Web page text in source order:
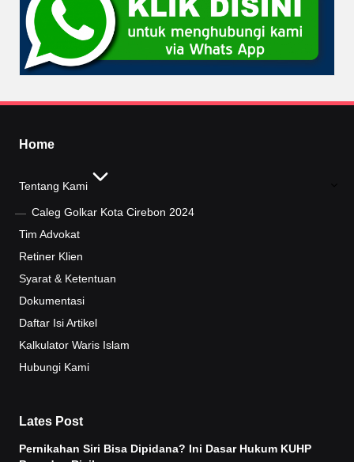
Home
Tentang Kami
Caleg Golkar Kota Cirebon 2024
Tim Advokat
Retiner Klien
Syarat & Ketentuan
Dokumentasi
Daftar Isi Artikel
Kalkulator Waris Islam
Hubungi Kami
Lates Post
Pernikahan Siri Bisa Dipidana? Ini Dasar Hukum KUHP